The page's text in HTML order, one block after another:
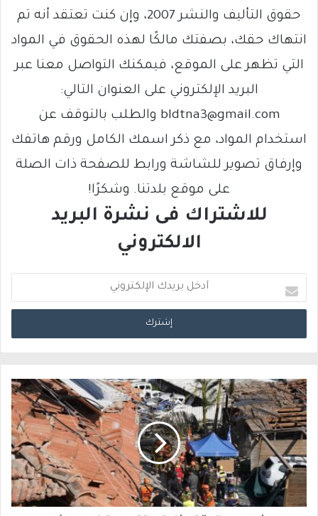
حقوق التأليف والنشر 2007، وإن كنت تعتقد أنه تم
انتهاك حقك، بصفتك مالكًا لهذه الحقوق في المواد
التي تظهر على الموقع، فيمكنك التواصل معنا عبر
البريد الإلكتروني على العنوان التالي:
bldtna3@gmail.com والطلب بالتوقف عن
استخدام المواد، مع ذكر اسمك الكامل ورقم هاتفك
وإرفاق تصوير للشاشة ورابط للصفحة ذات الصلة
على موقع بلدتنا. وشكرًا!
للاشتراك فى نشرة البريد
الالكتروني
د
خ
ب
ر
ي
د
ك
ا